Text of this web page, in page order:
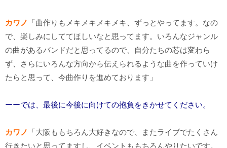
カワノ
「曲作りもメキメキメキメキ、ずっとやってます。なの
で、楽しみにしててほしいなと思ってます。いろんなジャンル
の曲があるバンドだと思ってるので、自分たちの芯は変わら
ず、さらにいろんな方向から伝えられるような曲を作っていけ
たらと思って、今曲作りを進めております」
ーーでは、最後に今後に向けての抱負をきかせてください。
カワノ
「大阪ももちろん大好きなので、またライブでたくさん
行きたいと思ってますし、イベントももちろんやりたいです。